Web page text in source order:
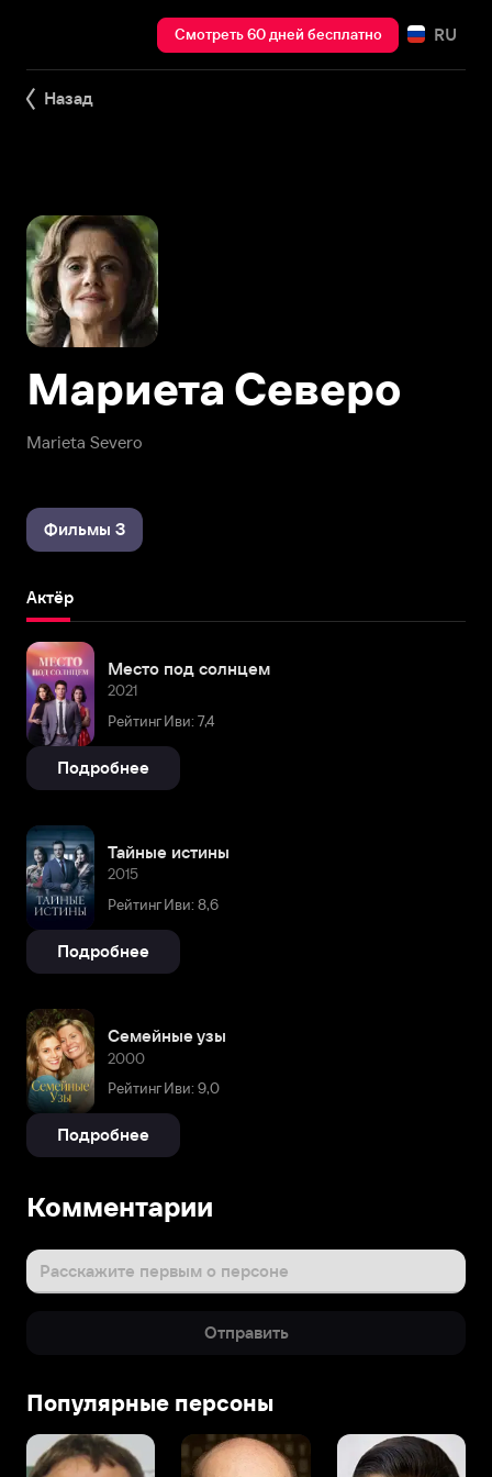
Смотреть 60 дней бесплатно RU
Назад
Marieta Severo
Мариета Северо
Фильмы 3
Актёр
Место под солнцем
2021
Рейтинг Иви: 7,4
Подробнее
Тайные истины
2015
Рейтинг Иви: 8,6
Подробнее
Семейные узы
2000
Рейтинг Иви: 9,0
Подробнее
Комментарии
Расскажите первым о персоне
Отправить
Популярные персоны